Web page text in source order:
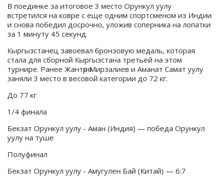
В поединке за итоговое 3 место Орункул уулу
встретился на ковре с еще одним спортсменом из Индии
и снова победил досрочно, уложив соперника на лопатки
за 1 минуту 45 секунд.
Кыргызстанец завоевал бронзовую медаль, которая
стала для сборной Кыргызстана третьей на этом
турнире. Ранее Жантөрө Мирзалиев и Аманат Самат уулу
заняли 3 место в весовой категории до 72 кг.
До 77 кг
1/4 финала
Бекзат Орункул уулу - Аман (Индия) — победа Орункул
уулу на туше
Полуфинал
Бекзат Орункул уулу - Амугулен Бай (Китай) — 6:7